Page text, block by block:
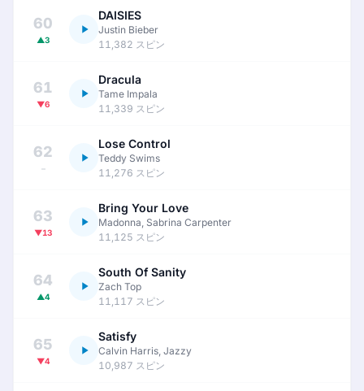
60
▲3
DAISIES
Justin Bieber
11,382 スピン
61
▼6
Dracula
Tame Impala
11,339 スピン
62
–
Lose Control
Teddy Swims
11,276 スピン
63
▼13
Bring Your Love
Madonna, Sabrina Carpenter
11,125 スピン
64
▲4
South Of Sanity
Zach Top
11,117 スピン
65
▼4
Satisfy
Calvin Harris, Jazzy
10,987 スピン